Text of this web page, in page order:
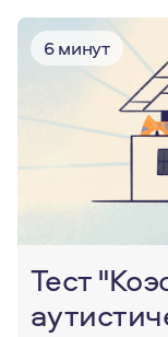
6 минут
Тест